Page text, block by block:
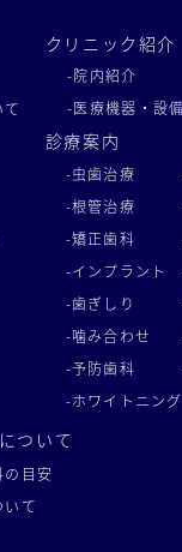
クリニック紹介
-院内紹介
-医療機器・設備
診療案内
-虫歯治療
-根管治療
-矯正歯科
-インプラント
-歯ぎしり
-噛み合わせ
-予防歯科
-ホワイトニング
ついて
目安
て